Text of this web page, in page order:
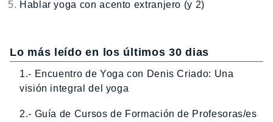
Hablar yoga con acento extranjero (y 2)
Lo más leído en los últimos 30 dias
1.- Encuentro de Yoga con Denis Criado: Una
visión integral del yoga
2.- Guía de Cursos de Formación de Profesoras/es